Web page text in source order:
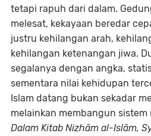
tetapi rapuh dari dalam.
melesat, kekayaan beredar
justru kehilangan arah,
kehilangan ketenangan jiwa.
segalanya dengan angka,
sementara nilai kehidupan
Islam datang bukan sekadar
melainkan membangun
Dalam Kitab Nizhām al-Islām,